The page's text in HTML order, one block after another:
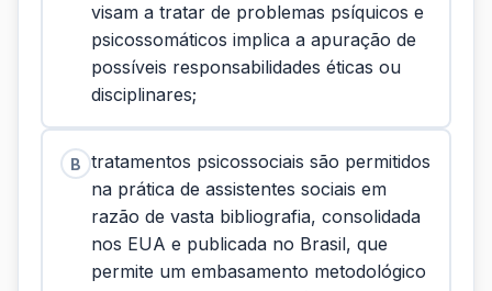
visam a tratar de problemas psíquicos e
psicossomáticos implica a apuração de
possíveis responsabilidades éticas ou
disciplinares;
B tratamentos psicossociais são permitidos
na prática de assistentes sociais em
razão de vasta bibliografia, consolidada
nos EUA e publicada no Brasil, que
permite um embasamento metodológico